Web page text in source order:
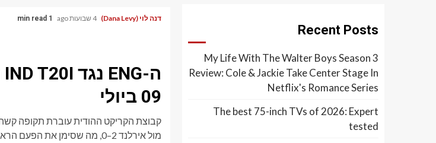
דנה לוי (Dana Levy) 4 שבועות ago 1 min read
09 ביולי
Recent Posts
My Life With The Walter Boys Season 3
Review: Cole & Jackie Take Center Stage In
Netflix's Romance Series
The best 75-inch TVs of 2026: Expert
tested